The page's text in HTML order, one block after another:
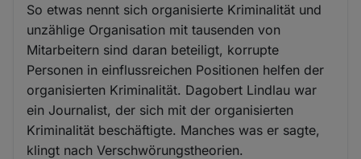
So etwas nennt sich organisierte Kriminalität und
unzählige Organisation mit tausenden von
Mitarbeitern sind daran beteiligt, korrupte
Personen in einflussreichen Positionen helfen der
organisierten Kriminalität. Dagobert Lindlau war
ein Journalist, der sich mit der organisierten
Kriminalität beschäftigte. Manches was er sagte,
klingt nach Verschwörungstheorien.